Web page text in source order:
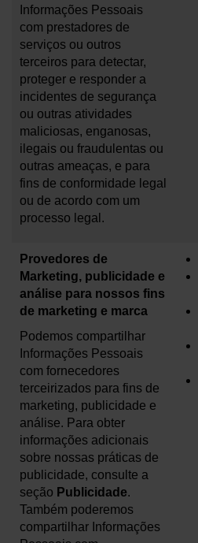
Informações Pessoais
com prestadores de
serviços ou outros
terceiros para detectar,
proteger e responder a
incidentes de segurança
ou outras atividades
maliciosas, enganosas,
ilegais ou fraudulentas ou
outras ameaças, e para
fins de conformidade legal
ou de acordo com um
processo legal.
Provedores de
Marketing, publicidade e
análise para nossos fins
de marketing e marca
Podemos compartilhar
Informações Pessoais
com fornecedores
terceirizados para fins de
marketing, publicidade e
análise. Para obter
informações adicionais
sobre nossas práticas de
publicidade, consulte a
seção Publicidade.
Também poderemos
compartilhar Informações